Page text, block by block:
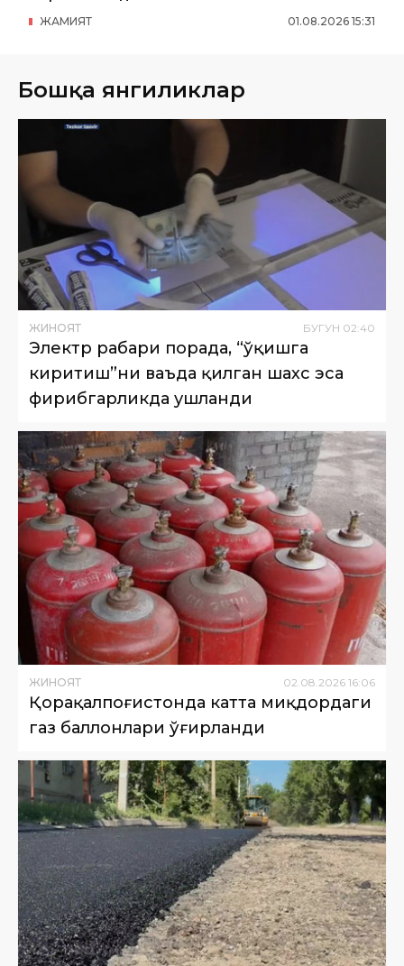
01.08.2026 15:31
ЖАМИЯТ
Бошқа янгиликлар
ЖИНОЯТ БУГУН 02:40
Электр раҳбари порада, “ўқишга
киритиш”ни ваъда қилган шахс эса
фирибгарликда ушланди
ЖИНОЯТ 02.08.2026 16:06
Қорақалпоғистонда катта миқдордаги
газ баллонлари ўғирланди